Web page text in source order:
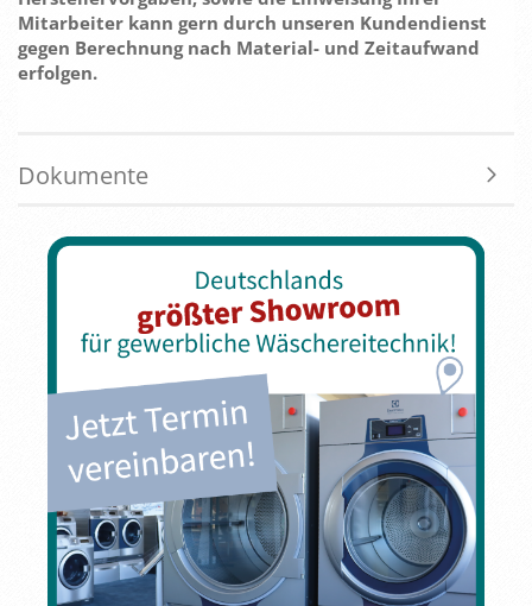
Mitarbeiter kann gern durch unseren Kundendienst
gegen Berechnung nach Material- und Zeitaufwand
erfolgen.
Dokumente